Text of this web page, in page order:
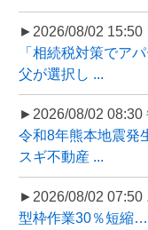
►2026/08/02 15:50
「相続税対策でア
父が選択し ...
►2026/08/02 08:30
令和8年熊本地震発
スギ不動産 ...
►2026/08/02 07:50
型枠作業30％短縮